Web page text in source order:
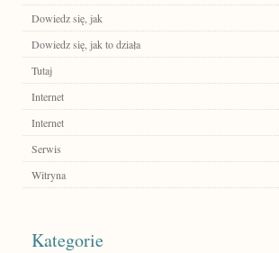
Dowiedz się, jak
Dowiedz się, jak to działa
Tutaj
Internet
Internet
Serwis
Witryna
Kategorie